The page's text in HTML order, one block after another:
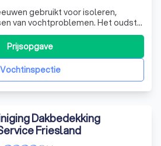
gebruikt voor isoleren,
van vochtproblemen. Het oudste
methode voor het oplossen van
uit een vochtige, natte en/of
Vochtinspectie
Prijsopgave
Dakbedekking
Friesland